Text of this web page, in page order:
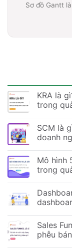
Sơ đồ Gantt
KRA là
trong
SCM là
doanh
Mô hình
trong
Sales
phễu